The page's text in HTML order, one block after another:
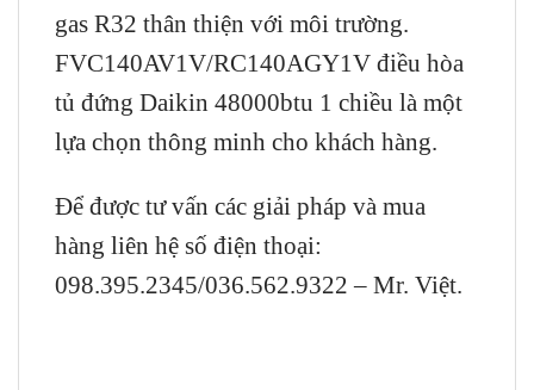
gas R32 thân thiện với môi trường.
FVC140AV1V/RC140AGY1V điều hòa
tủ đứng Daikin 48000btu 1 chiều là một
lựa chọn thông minh cho khách hàng.
Để được tư vấn các giải pháp và mua
hàng liên hệ số điện thoại:
098.395.2345/036.562.9322 – Mr. Việt.